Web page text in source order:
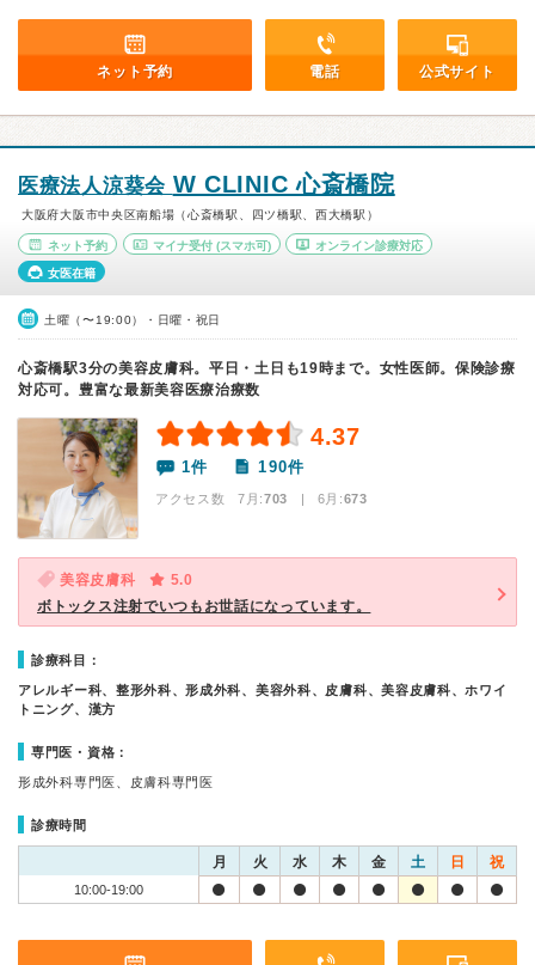
ネット予約 電話 公式サイト
医療法人涼葵会 W CLINIC 心斎橋院
大阪府大阪市中央区南船場（心斎橋駅、四ツ橋駅、西大橋駅）
ネット予約 マイナ受付(スマホ可) オンライン診療対応
女医在籍
土曜（〜19:00）・日曜・祝日
心斎橋駅3分の美容皮膚科。平日・土日も19時まで。女性医師。保険診療
対応可。豊富な最新美容医療治療数
4.37
1件 190件
アクセス数 7月:703 | 6月:673
美容皮膚科
5.0
ボトックス注射でいつもお世話になっています。
診療科目：
アレルギー科、整形外科、形成外科、美容外科、皮膚科、美容皮膚科、ホワイ
トニング、漢方
専門医・資格：
形成外科専門医、皮膚科専門医
診療時間
月 火 水 木 金 土 日 祝
10:00-19:00